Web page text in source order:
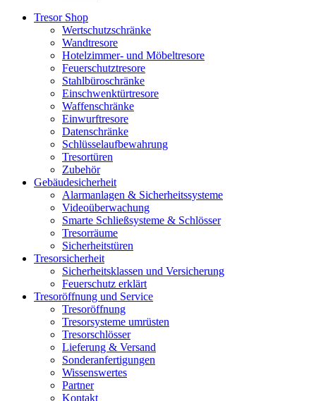
Tresor Shop
Wertschutzschränke
Wandtresore
Hotelzimmer- und Möbeltresore
Feuerschutztresore
Stahlbüroschränke
Einschwenktürtresore
Waffenschränke
Einwurftresore
Datenschränke
Schlüsselaufbewahrung
Tresortüren
Zubehör
Gebäudesicherheit
Alarmanlagen & Sicherheitssysteme
Videoüberwachung
Smarte Schließsysteme & Schlösser
Tresorräume
Sicherheitstüren
Tresorsicherheit
Sicherheitsklassen und Versicherung
Feuerschutz erklärt
Tresoröffnung und Service
Tresoröffnung
Tresorsysteme umrüsten
Tresorschlösser
Lieferung & Versand
Sonderanfertigungen
Wissenswertes
Partner
Kontakt